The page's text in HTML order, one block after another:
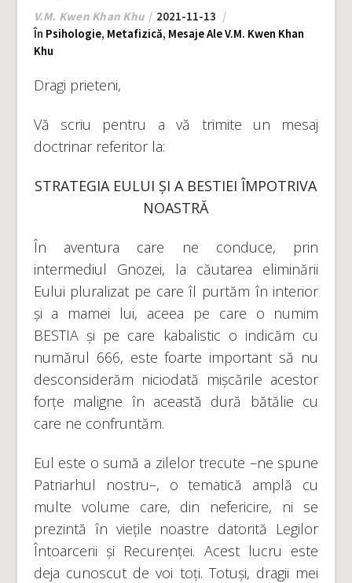
V.M. Kwen Khan Khu
2021-11-13
În Psihologie, Metafizică, Mesaje Ale V.M. Kwen Khan
Khu
Dragi prieteni,
Vă scriu pentru a vă trimite un mesaj
doctrinar referitor la:
STRATEGIA EULUI ȘI A BESTIEI ÎMPOTRIVA
NOASTRĂ
În aventura care ne conduce, prin
intermediul Gnozei, la căutarea eliminării
Eului pluralizat pe care îl purtăm în interior
și a mamei lui, aceea pe care o numim
BESTIA și pe care kabalistic o indicăm cu
numărul 666, este foarte important să nu
desconsiderăm niciodată mișcările acestor
forțe maligne în această dură bătălie cu
care ne confruntăm.
Eul este o sumă a zilelor trecute –ne spune
Patriarhul nostru–, o tematică amplă cu
multe volume care, din nefericire, ni se
prezintă în viețile noastre datorită Legilor
Întoarcerii și Recurenței. Acest lucru este
deja cunoscut de voi toți. Totuși, dragii mei